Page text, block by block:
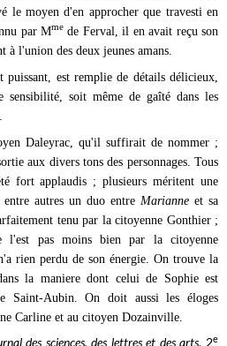
le moyen d'en approcher que travesti en
par Mmede Ferval, il en avait reçu son
à l'union des deux jeunes amans.
puissant, est remplie de détails délicieux,
sensibilité, soit même de gaîté dans les
Daleyrac, qu'il suffirait de nommer ;
aux divers tons des personnages. Tous
fort applaudis ; plusieurs méritent une
autres un duo entre Marianne et sa
tenu par la citoyenne Gonthier ;
pas moins bien par la citoyenne
rien perdu de son énergie. On trouve la
la maniere dont celui de Sophie est
Saint-Aubin. On doit aussi les éloges
Carline et au citoyen Dozainville.
des sciences, des lettres et des arts, 2e